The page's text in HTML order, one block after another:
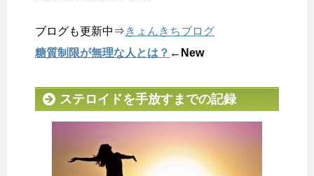
ブログも更新中⇒きょんきちブログ
糖質制限が無理な人とは？ ←New
ステロイドを手放すまでの記録